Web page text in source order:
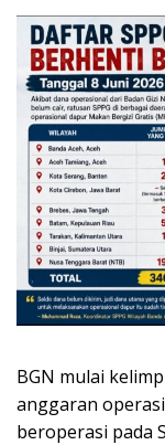
BGN mulai
anggaran
beroperasi pada